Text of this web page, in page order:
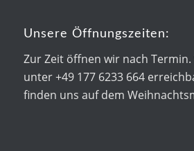
Unsere Öffnungszeiten:
Zur Zeit öffnen wir nach
unter +49 177 6233 664
finden uns auf dem